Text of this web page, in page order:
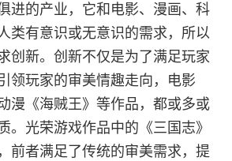
进的产业，它和电影、漫画、科
类有意识或无意识的需求，所以
创新。创新不仅是为了满足玩家
领玩家的审美情趣走向，电影
漫《海贼王》等作品，都或多或
。光荣游戏作品中的《三国志》
前者满足了传统的审美需求，提